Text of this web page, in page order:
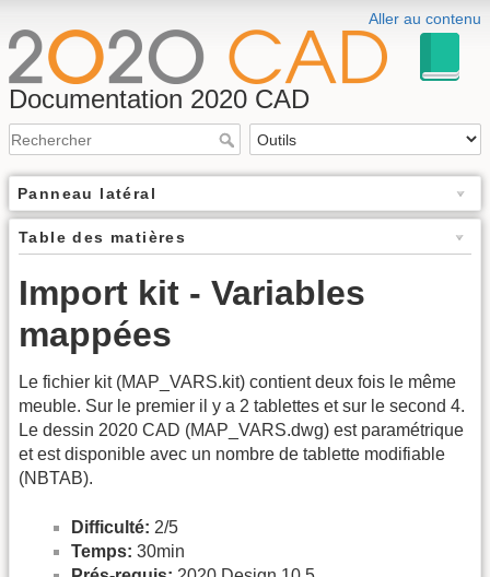
Aller au contenu
Documentation 2020 CAD
Panneau latéral
Table des matières
Import kit - Variables
mappées
Le fichier kit (MAP_VARS.kit) contient deux fois le même
meuble. Sur le premier il y a 2 tablettes et sur le second 4.
Le dessin 2020 CAD (MAP_VARS.dwg) est paramétrique
et est disponible avec un nombre de tablette modifiable
(NBTAB).
Difficulté: 2/5
Temps: 30min